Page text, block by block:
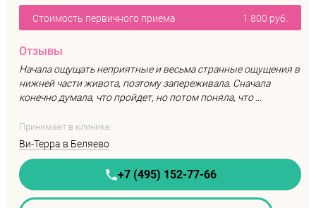
Стоимость первичного приема 1 800 руб.
Отзывы
Начала ощущать неприятные и весьма странные ощущения в
нижней части живота, поэтому запереживала. Сначала
конечно думала, что пройдет, но потом поняла, что ...
Принимает в клинике:
Ви-Терра в Беляево
+7 (495) 152-77-66